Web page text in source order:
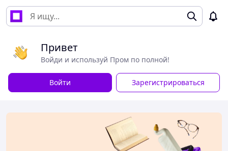
Привет
Войди и используй Пром по полной!
Войти Зарегистрироваться